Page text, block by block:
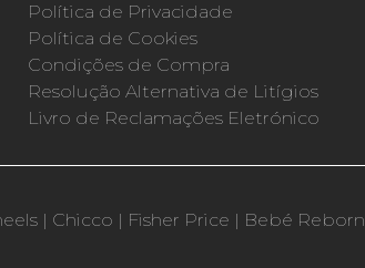
Política de Privacidade
Política de Cookies
Condições de Compra
Resolução Alternativa de Litígios
Livro de Reclamações Eletrónico
| Chicco | Fisher Price | Bebé Reborn